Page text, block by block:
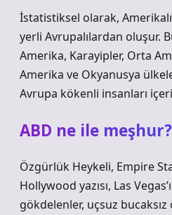
İstatistiksel olarak,
yerli Avrupalılardan oluşur.
Amerika, Karayipler, Orta
Amerika ve Okyanusya
Avrupa kökenli insanları
ABD ne ile meşhur?
Özgürlük Heykeli, Empire
Hollywood yazısı, Las
gökdelenler, uçsuz